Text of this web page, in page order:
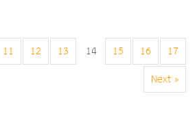
11 12 13 14 15 16
17
Next »